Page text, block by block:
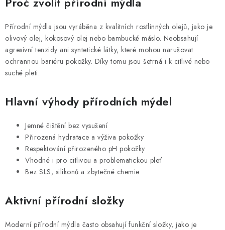
a
c
í
p
r
v
y
Přírodní mýdla jsou vyráběna z kvalitních rostlinných olejů, jako je
olivový olej, kokosový olej nebo bambucké máslo. Neobsahují
agresivní tenzidy ani syntetické látky, které mohou narušovat
ochrannou bariéru pokožky. Díky tomu jsou šetrná i k citlivé nebo
suché pleti.
Hlavní výhody přírodních mýdel
Jemné čištění bez vysušení
Přirozená hydratace a výživa pokožky
Respektování přirozeného pH pokožky
Vhodné i pro citlivou a problematickou pleť
Bez SLS, silikonů a zbytečné chemie
Aktivní přírodní složky
Moderní přírodní mýdla často obsahují funkční složky, jako je